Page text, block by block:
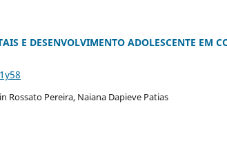
E DESENVOLVIMENTO ADOLESCENTE EM
Rossato Pereira, Naiana Dapieve Patias